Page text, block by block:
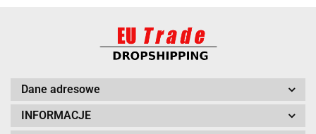
Dane adresowe
INFORMACJE